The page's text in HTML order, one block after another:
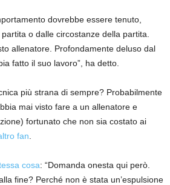
dovrebbe essere tenuto,
o dalle circostanze della partita.
allenatore. Profondamente deluso dal
fatto il suo lavoro”, ha detto.
più strana di sempre? Probabilmente
mai visto fare a un allenatore e
fortunato che non sia costato ai
fan
cosa: “Domanda onesta qui però.
fine? Perché non è stata un’espulsione